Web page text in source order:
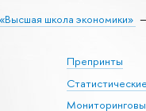
школа экономики»
Препринты